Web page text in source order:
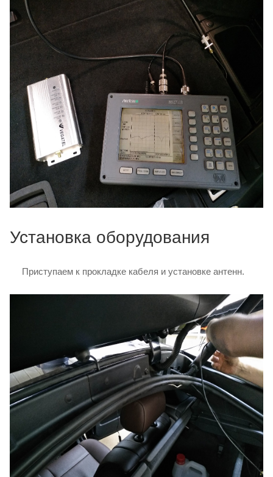
Установка оборудования
Приступаем к прокладке кабеля и установке антенн.